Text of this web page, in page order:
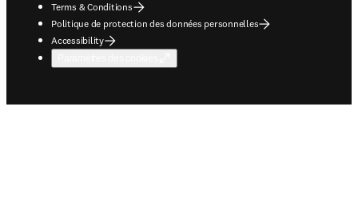
Terms & Conditions
Politique de protection des données personnelles
Accessibility